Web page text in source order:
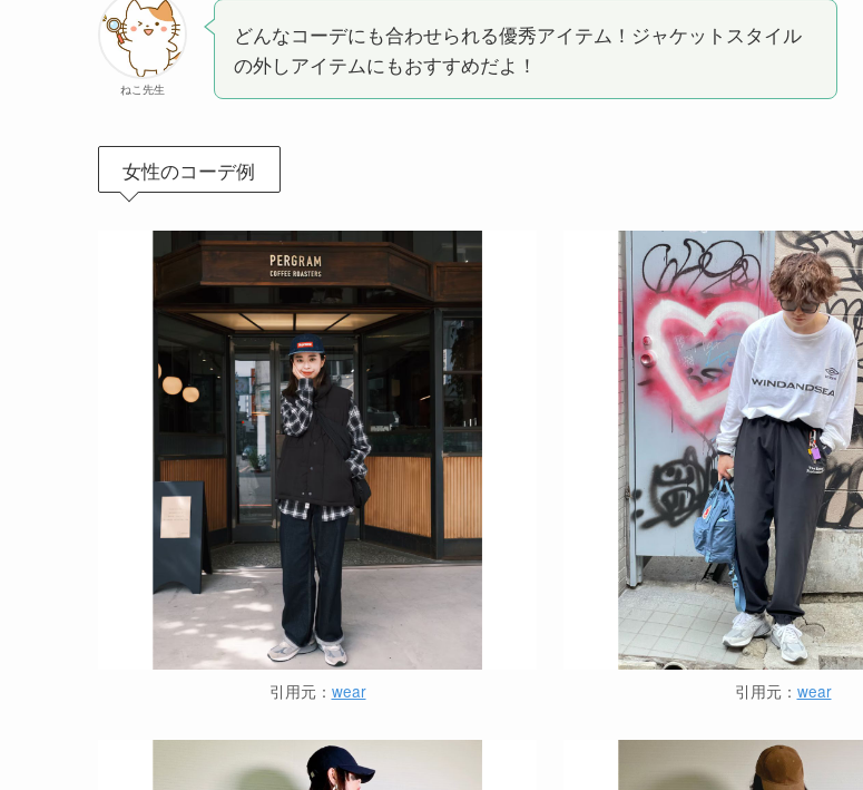
ねこ先生
どんなコーデにも合わせられる優秀アイテム！ジャケットスタイル
の外しアイテムにもおすすめだよ！
女性のコーデ例
引用元： wear 引用元： wear